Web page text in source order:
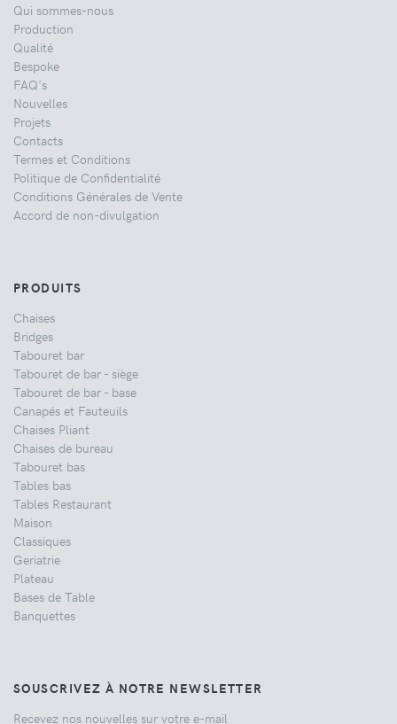
Qui sommes-nous
Production
Qualité
Bespoke
FAQ's
Nouvelles
Projets
Contacts
Termes et Conditions
Politique de Confidentialité
Conditions Générales de Vente
Accord de non-divulgation
PRODUITS
Chaises
Bridges
Tabouret bar
Tabouret de bar - siège
Tabouret de bar - base
Canapés et Fauteuils
Chaises Pliant
Chaises de bureau
Tabouret bas
Tables bas
Tables Restaurant
Maison
Classiques
Geriatrie
Plateau
Bases de Table
Banquettes
SOUSCRIVEZ À NOTRE NEWSLETTER
Recevez nos nouvelles sur votre e-mail